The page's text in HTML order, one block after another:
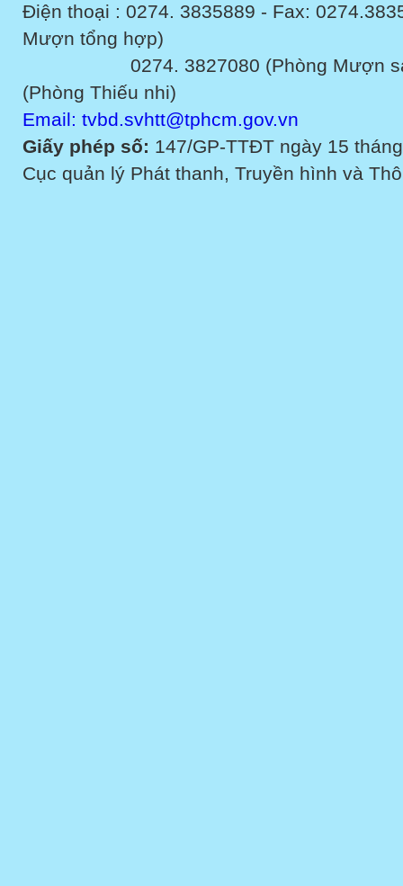
Điện thoại : 0274. 3835889 - Fax:
Mượn tổng hợp)
0274. 3827080 (Phòng Mượn sách
(Phòng Thiếu nhi)
Email: tvbd.svhtt@tphcm.gov.vn
Giấy phép số: 147/GP-TTĐT ngày 15
Cục quản lý Phát thanh, Truyền hình và